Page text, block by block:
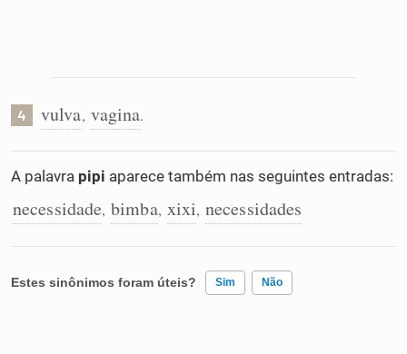
4 vulva, vagina.
A palavra pipi aparece também nas seguintes entradas:
necessidade, bimba, xixi, necessidades
Estes sinônimos foram úteis? Sim Não